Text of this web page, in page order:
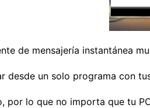
de mensajería instantánea
desde un solo programa con
por lo que no importa que tu